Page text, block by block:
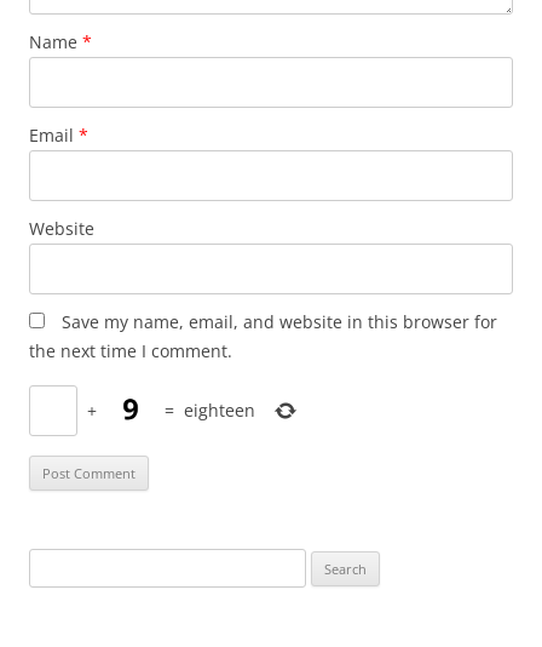
Name *
Email *
Website
Save my name, email, and website in this browser for
the next time I comment.
+ = eighteen
for: